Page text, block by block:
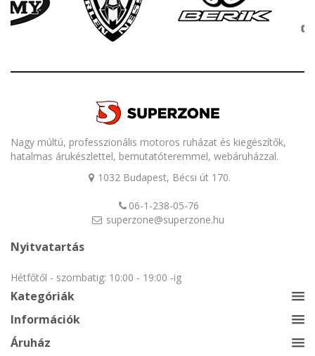
Nagy múltú, professzionális motoros ruházat és kiegészítők,
hatalmas árukészlettel, bemutatóteremmel, webáruházzal.
1032 Budapest, Bécsi út 170.
06-1-238-05-76
superzone@superzone.hu
Nyitvatartás
Hétfőtől - szombatig: 10:00 - 19:00 -ig
Kategóriák
Információk
Áruház